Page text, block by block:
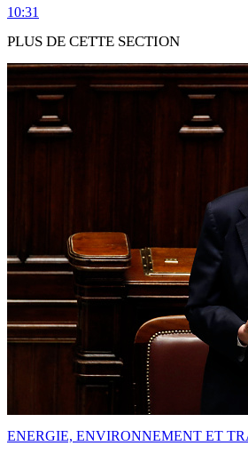
10:31
PLUS DE CETTE SECTION
ENERGIE, ENVIRONNEMENT ET